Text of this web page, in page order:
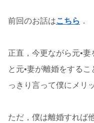
前回のお話はこちら ．
正直，今更ながら元•
と元•妻が離婚をする
っきり言って僕にメリ
ただ，僕は離婚すれば